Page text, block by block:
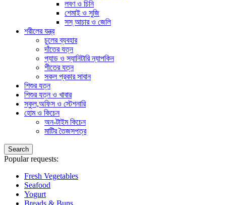
লবণ ও চিনি
শেমাই ও সুজি
সস্ আচার ও জেলি
শরীলের যন্ত্র
চুলের ব্যবহার
দাঁতের যত্ন
প্যাড ও স্যানিটারি ন্যাপকিন
শীতের যত্ন
সকল প্রকার সাবান
শিশুর যত্ন
শিশুর যত্ন ও খাবার
স্কুল,অফিস ও স্টেশনারি
হোম ও কিচেন
অন-টাইম কিচেন
মাটির তৈজসপত্র
Search
Popular requests:
Fresh Vegetables
Seafood
Yogurt